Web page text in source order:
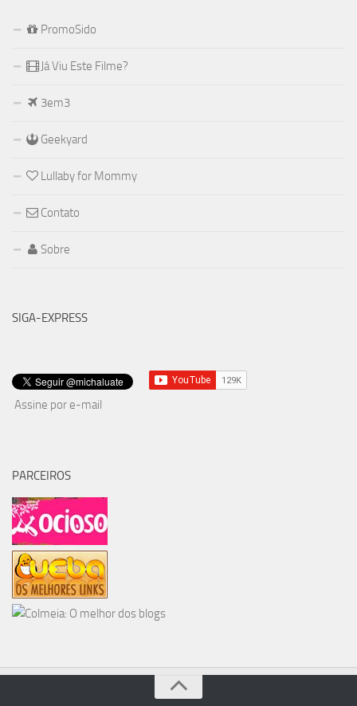
PromoSido
Já Viu Este Filme?
3em3
Geekyard
Lullaby for Mommy
Contato
Sobre
SIGA-EXPRESS
Assine por e-mail
PARCEIROS